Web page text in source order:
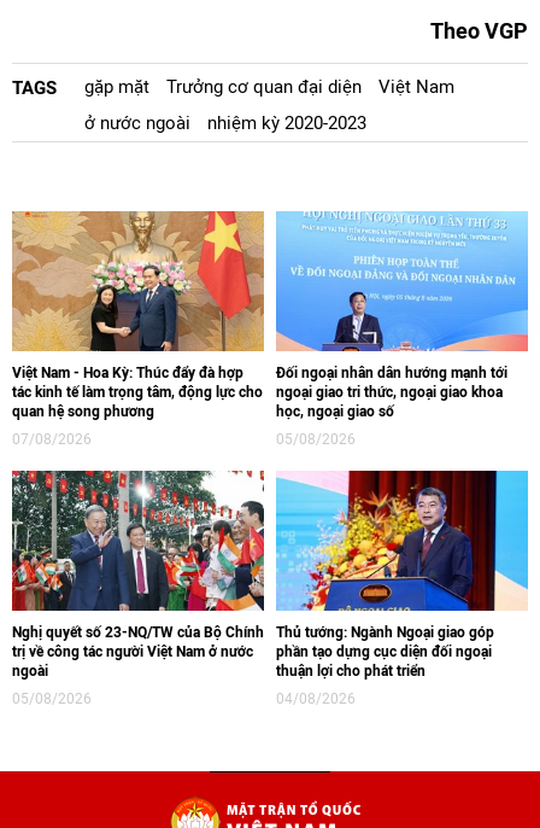
Theo VGP
TAGS gặp mặt Trưởng cơ quan đại diện
Việt Nam
ở nước ngoài
nhiệm kỳ 2020-2023
Việt Nam - Hoa Kỳ: Thúc đẩy đà hợp
tác kinh tế làm trọng tâm, động lực cho
quan hệ song phương
07/08/2026
Đối ngoại nhân dân hướng mạnh tới
ngoại giao tri thức, ngoại giao khoa
học, ngoại giao số
05/08/2026
Nghị quyết số 23-NQ/TW của Bộ Chính
trị về công tác người Việt Nam ở nước
ngoài
05/08/2026
Thủ tướng: Ngành Ngoại giao góp
phần tạo dựng cục diện đối ngoại
thuận lợi cho phát triển
04/08/2026